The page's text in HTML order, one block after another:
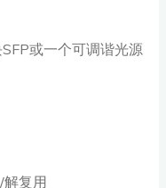
或一个可调谐光源
复用